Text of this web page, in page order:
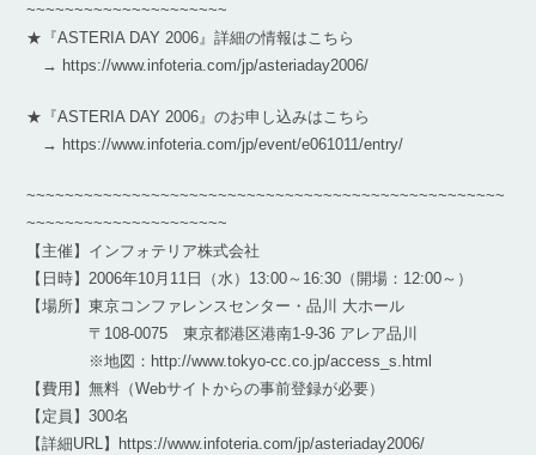
~~~~~~~~~~~~~~~~~~~~~
★『ASTERIA DAY 2006』詳細の情報はこちら
→ https://www.infoteria.com/jp/asteriaday2006/
★『ASTERIA DAY 2006』のお申し込みはこちら
→ https://www.infoteria.com/jp/event/e061011/entry/
~~~~~~~~~~~~~~~~~~~~~~~~~~~~~~~~~~~~~~~~~~~~~~~~~~
~~~~~~~~~~~~~~~~~~~~~
【主催】インフォテリア株式会社
【日時】2006年10月11日（水）13:00～16:30（開場：12:00～）
【場所】東京コンファレンスセンター・品川 大ホール
〒108-0075 東京都港区港南1-9-36 アレア品川
※地図：http://www.tokyo-cc.co.jp/access_s.html
【費用】無料（Webサイトからの事前登録が必要）
【定員】300名
【詳細URL】https://www.infoteria.com/jp/asteriaday2006/